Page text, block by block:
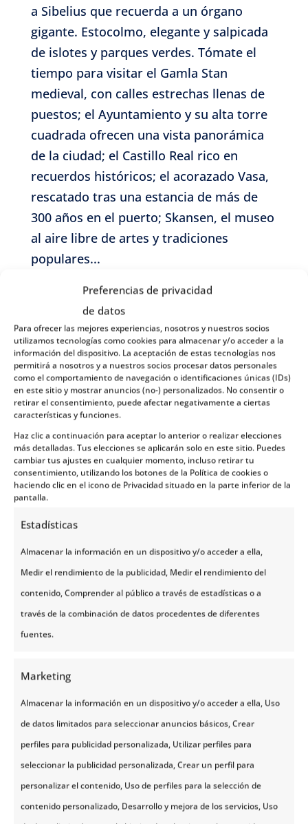
Preferencias de privacidad
de datos
Para ofrecer las mejores experiencias, nosotros y nuestros socios
utilizamos tecnologías como cookies para almacenar y/o acceder a la
información del dispositivo. La aceptación de estas tecnologías nos
permitirá a nosotros y a nuestros socios procesar datos personales
como el comportamiento de navegación o identificaciones únicas (IDs)
en este sitio y mostrar anuncios (no-) personalizados. No consentir o
retirar el consentimiento, puede afectar negativamente a ciertas
características y funciones.
Haz clic a continuación para aceptar lo anterior o realizar elecciones
más detalladas. Tus elecciones se aplicarán solo en este sitio. Puedes
cambiar tus ajustes en cualquier momento, incluso retirar tu
consentimiento, utilizando los botones de la Política de cookies o
haciendo clic en el icono de Privacidad situado en la parte inferior de la
pantalla.
Estadísticas
Almacenar la información en un dispositivo y/o acceder a ella,
Medir el rendimiento de la publicidad, Medir el rendimiento del
contenido, Comprender al público a través de estadísticas o a
través de la combinación de datos procedentes de diferentes
fuentes.
Marketing
Almacenar la información en un dispositivo y/o acceder a ella, Uso
de datos limitados para seleccionar anuncios básicos, Crear
perfiles para publicidad personalizada, Utilizar perfiles para
seleccionar la publicidad personalizada, Crear un perfil para
personalizar el contenido, Uso de perfiles para la selección de
contenido personalizado, Desarrollo y mejora de los servicios, Uso
a Sibelius que recuerda a un órgano
gigante. Estocolmo, elegante y salpicada
de islotes y parques verdes. Tómate el
tiempo para visitar el Gamla Stan
medieval, con calles estrechas llenas de
puestos; el Ayuntamiento y su alta torre
cuadrada ofrecen una vista panorámica
de la ciudad; el Castillo Real rico en
recuerdos históricos; el acorazado Vasa,
rescatado tras una estancia de más de
300 años en el puerto; Skansen, el museo
al aire libre de artes y tradiciones
populares...
En este tour...
Se Incluye:
No se Incluye:
Itinerario
fin de año
Día 3 | Llegada a Estocolmo
Día 4 | Estocolmo - Regreso
Notas